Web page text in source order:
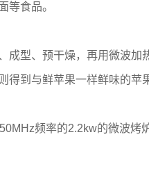
等食品。
型、预干燥，再用微波加
到与鲜苹果一样鲜味的苹
频率的2.2kw的微波烤